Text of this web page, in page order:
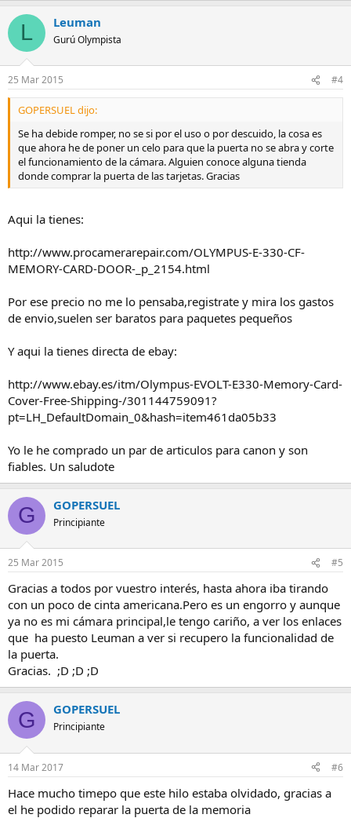
L Leuman
Gurú Olympista
25 Mar 2015 #4
GOPERSUEL dijo:
Se ha debide romper, no se si por el uso o por descuido, la cosa es
que ahora he de poner un celo para que la puerta no se abra y corte
el funcionamiento de la cámara. Alguien conoce alguna tienda
donde comprar la puerta de las tarjetas. Gracias
Aqui la tienes:
http://www.procamerarepair.com/OLYMPUS-E-330-CF-
MEMORY-CARD-DOOR-_p_2154.html
Por ese precio no me lo pensaba,registrate y mira los gastos
de envio,suelen ser baratos para paquetes pequeños
Y aqui la tienes directa de ebay:
http://www.ebay.es/itm/Olympus-EVOLT-E330-Memory-Card-
Cover-Free-Shipping-/301144759091?
pt=LH_DefaultDomain_0&hash=item461da05b33
Yo le he comprado un par de articulos para canon y son
fiables. Un saludote
G GOPERSUEL
Principiante
25 Mar 2015 #5
Gracias a todos por vuestro interés, hasta ahora iba tirando
con un poco de cinta americana.Pero es un engorro y aunque
ya no es mi cámara principal,le tengo cariño, a ver los enlaces
que ha puesto Leuman a ver si recupero la funcionalidad de
la puerta.
Gracias. ;D ;D ;D
G GOPERSUEL
Principiante
14 Mar 2017 #6
Hace mucho timepo que este hilo estaba olvidado, gracias a
el he podido reparar la puerta de la memoria